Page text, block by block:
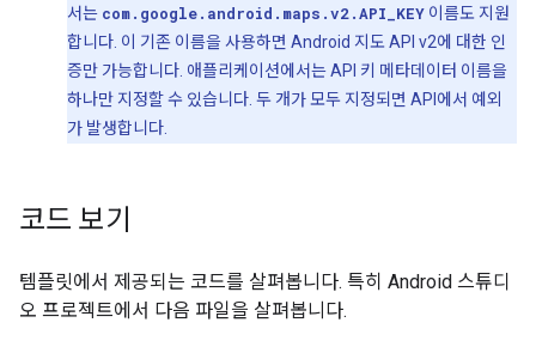
서는 com.google.android.maps.v2.API_KEY 이름도 지원
합니다. 이 기존 이름을 사용하면 Android 지도 API v2에 대한 인
증만 가능합니다. 애플리케이션에서는 API 키 메타데이터 이름을
하나만 지정할 수 있습니다. 두 개가 모두 지정되면 API에서 예외
가 발생합니다.
코드 보기
템플릿에서 제공되는 코드를 살펴봅니다. 특히 Android 스튜디
오 프로젝트에서 다음 파일을 살펴봅니다.